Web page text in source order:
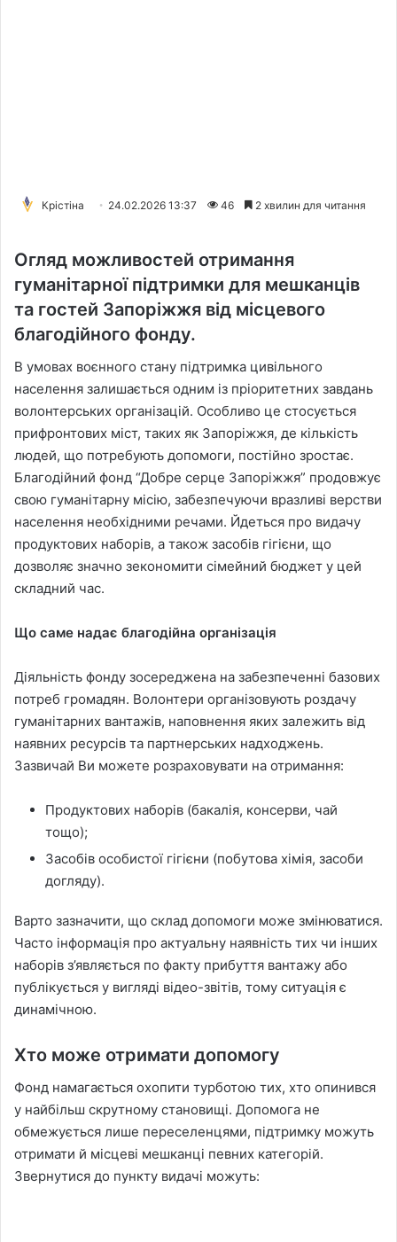
Крістіна 24.02.2026 13:37 46 2 хвилин для читання
Огляд можливостей отримання
гуманітарної підтримки для мешканців
та гостей Запоріжжя від місцевого
благодійного фонду.
В умовах воєнного стану підтримка цивільного
населення залишається одним із пріоритетних завдань
волонтерських організацій. Особливо це стосується
прифронтових міст, таких як Запоріжжя, де кількість
людей, що потребують допомоги, постійно зростає.
Благодійний фонд “Добре серце Запоріжжя” продовжує
свою гуманітарну місію, забезпечуючи вразливі верстви
населення необхідними речами. Йдеться про видачу
продуктових наборів, а також засобів гігієни, що
дозволяє значно зекономити сімейний бюджет у цей
складний час.
Що саме надає благодійна організація
Діяльність фонду зосереджена на забезпеченні базових
потреб громадян. Волонтери організовують роздачу
гуманітарних вантажів, наповнення яких залежить від
наявних ресурсів та партнерських надходжень.
Зазвичай Ви можете розраховувати на отримання:
Продуктових наборів (бакалія, консерви, чай
тощо);
Засобів особистої гігієни (побутова хімія, засоби
догляду).
Варто зазначити, що склад допомоги може змінюватися.
Часто інформація про актуальну наявність тих чи інших
наборів з’являється по факту прибуття вантажу або
публікується у вигляді відео-звітів, тому ситуація є
динамічною.
Хто може отримати допомогу
Фонд намагається охопити турботою тих, хто опинився
у найбільш скрутному становищі. Допомога не
обмежується лише переселенцями, підтримку можуть
отримати й місцеві мешканці певних категорій.
Звернутися до пункту видачі можуть: